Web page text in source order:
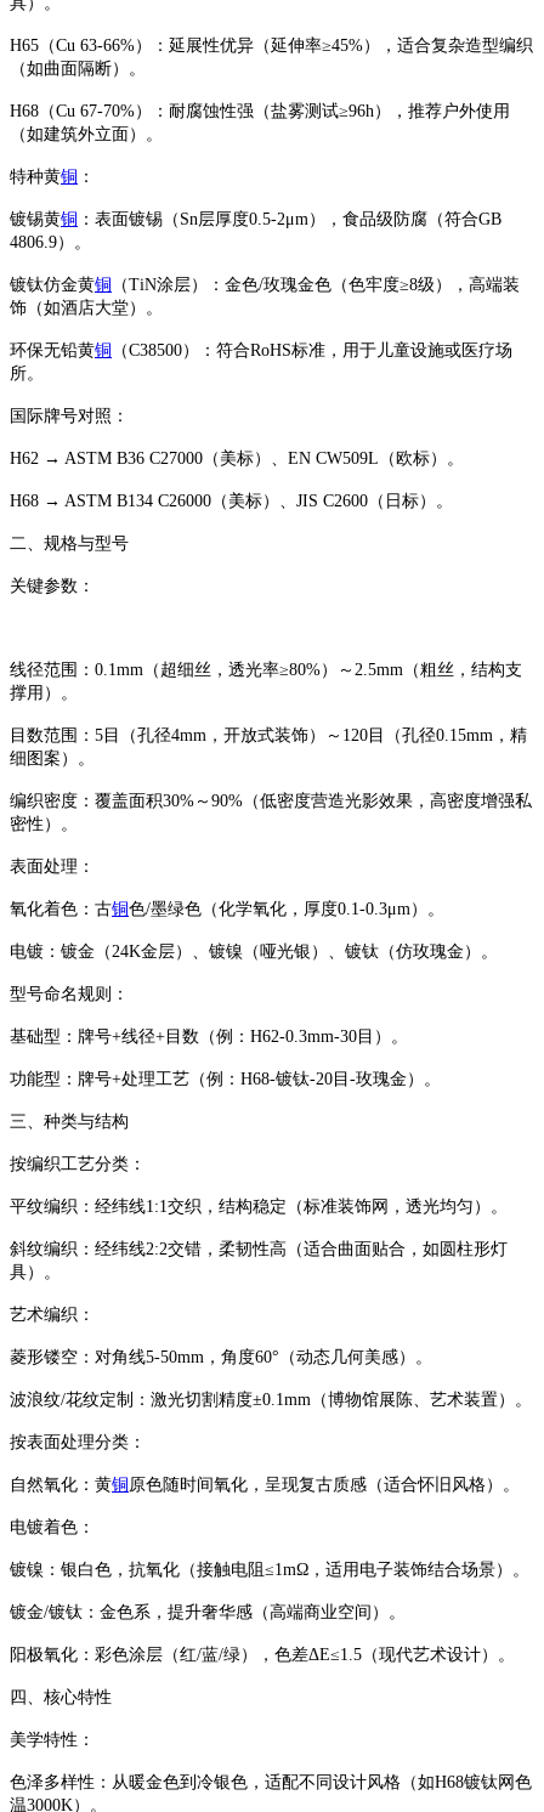
‌H65‌（Cu 63-66%）：延展性优异（延伸率≥45%），适合复杂造型编织
（如曲面隔断）。
‌H68‌（Cu 67-70%）：耐腐蚀性强（盐雾测试≥96h），推荐户外使用
（如建筑外立面）。
‌特种黄铜 ‌：
‌镀锡黄铜 ‌：表面镀锡（Sn层厚度0.5-2μm），食品级防腐（符合GB
4806.9）。
‌镀钛仿金黄铜
‌（TiN涂层）：金色/玫瑰金色（色牢度≥8级），高端装
饰（如酒店大堂）。
‌环保无铅黄铜
（C38500）‌：符合RoHS标准，用于儿童设施或医疗场
所。
‌国际牌号对照‌：
‌H62‌ → ASTM B36 ‌C27000‌（美标）、EN ‌CW509L‌（欧标）。
‌H68‌ → ASTM B134 ‌C26000‌（美标）、JIS ‌C2600‌（日标）。
‌二、规格与型号‌
‌关键参数‌：
‌线径范围‌：0.1mm（超细丝，透光率≥80%）～2.5mm（粗丝，结构支
撑用）。
‌目数范围‌：5目（孔径4mm，开放式装饰）～120目（孔径0.15mm，精
细图案）。
‌编织密度‌：覆盖面积30%～90%（低密度营造光影效果，高密度增强私
密性）。
‌表面处理‌：
‌氧化着色‌：古铜色/墨绿色（化学氧化，厚度0.1-0.3μm）。
‌电镀‌：镀金（24K金层）、镀镍（哑光银）、镀钛（仿玫瑰金）。
‌型号命名规则‌：
‌基础型‌：牌号+线径+目数（例：‌H62-0.3mm-30目‌）。
‌功能型‌：牌号+处理工艺（例：‌H68-镀钛-20目-玫瑰金‌）。
‌三、种类与结构‌
‌按编织工艺分类‌：
‌平纹编织‌：经纬线1:1交织，结构稳定（标准装饰网，透光均匀）。
‌斜纹编织‌：经纬线2:2交错，柔韧性高（适合曲面贴合，如圆柱形灯
具）。
‌艺术编织‌：
‌菱形镂空‌：对角线5-50mm，角度60°（动态几何美感）。
‌波浪纹/花纹定制‌：激光切割精度±0.1mm（博物馆展陈、艺术装置）。
‌按表面处理分类‌：
‌自然氧化‌：黄铜 原色随时间氧化，呈现复古质感（适合怀旧风格）。
‌电镀着色‌：
‌镀镍‌：银白色，抗氧化（接触电阻≤1mΩ，适用电子装饰结合场景）。
‌镀金/镀钛‌：金色系，提升奢华感（高端商业空间）。
‌阳极氧化‌：彩色涂层（红/蓝/绿），色差ΔE≤1.5（现代艺术设计）。
‌四、核心特性‌
‌美学特性‌：
色泽多样性：从暖金色到冷银色，适配不同设计风格（如H68镀钛网色
温3000K）。